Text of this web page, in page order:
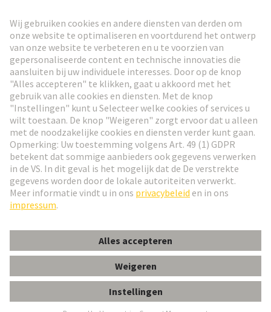
Han ES AV Pos. 10 Insert Term. Block lef
Ga naar registratie
Social Media
Nederlands
© HARTING Technology Group
AfdrukPrivacybeleid Cookie-instellingen
Gebruiksvoorwaarden